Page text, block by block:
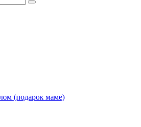
(подарок маме)